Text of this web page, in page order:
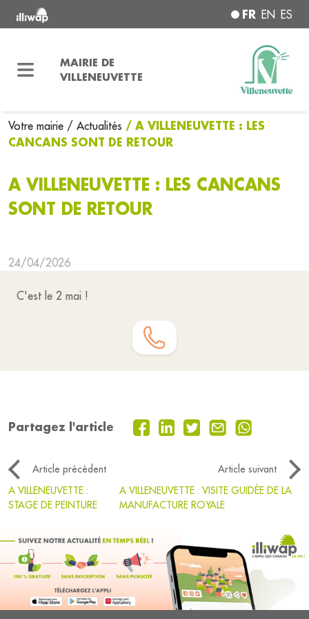
FR EN ES
MAIRIE DE
VILLENEUVETTE
Votre mairie / Actualités / A VILLENEUVETTE : LES
CANCANS SONT DE RETOUR
A VILLENEUVETTE : LES CANCANS
SONT DE RETOUR
24/04/2026
C'est le 2 mai !
Partagez l'article
Article précédent
Article suivant
A VILLENEUVETTE :
STAGE DE PEINTURE
A VILLENEUVETTE : VISITE GUIDÉE DE LA
MANUFACTURE ROYALE